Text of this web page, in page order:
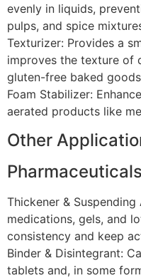
evenly in liquids,
pulps, and spice
Texturizer: Provides a
improves the texture of
gluten-free baked
Foam Stabilizer:
aerated products like
Other
Thickener &
medications, gels, and
consistency and keep
Binder & Disintegrant:
tablets and, in some